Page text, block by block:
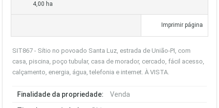
4,00 ha
Imprimir página
SIT867 - Sítio no povoado Santa Luz, estrada de União-PI, com
casa, piscina, poço tubular, casa de morador, cercado, fácil acesso,
calçamento, energia, água, telefonia e internet. À VISTA.
Finalidade da propriedade: Venda